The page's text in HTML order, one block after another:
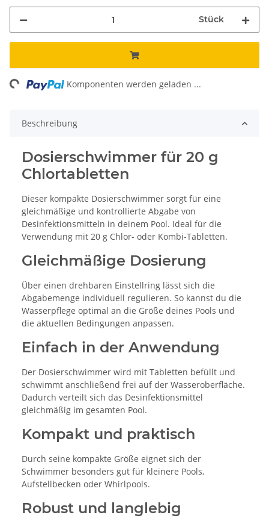
Stück
Komponenten werden geladen ...
Beschreibung
Dosierschwimmer für 20 g
Chlortabletten
Dieser kompakte Dosierschwimmer sorgt für eine
gleichmäßige und kontrollierte Abgabe von
Desinfektionsmitteln in deinem Pool. Ideal für die
Verwendung mit 20 g Chlor- oder Kombi-Tabletten.
Gleichmäßige Dosierung
Über einen drehbaren Einstellring lässt sich die
Abgabemenge individuell regulieren. So kannst du die
Wasserpflege optimal an die Größe deines Pools und
die aktuellen Bedingungen anpassen.
Einfach in der Anwendung
Der Dosierschwimmer wird mit Tabletten befüllt und
schwimmt anschließend frei auf der Wasseroberfläche.
Dadurch verteilt sich das Desinfektionsmittel
gleichmäßig im gesamten Pool.
Kompakt und praktisch
Durch seine kompakte Größe eignet sich der
Schwimmer besonders gut für kleinere Pools,
Aufstellbecken oder Whirlpools.
Robust und langlebig